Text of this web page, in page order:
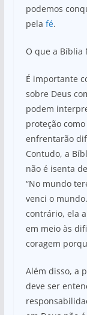
podemos
pela fé.
O que a Bíblia
É importante
sobre Deus
podem
proteção
enfrentarão
Contudo, a
não é isenta
“No mundo
venci o
contrário, ela
em meio às
coragem
Além disso, a
deve ser